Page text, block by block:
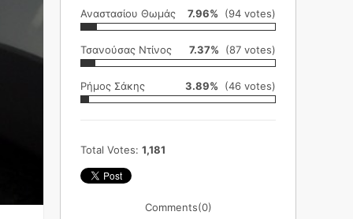
Αναστασίου Θωμάς 7.96% (94 votes)
Τσανούσας Ντίνος 7.37% (87 votes)
Ρήμος Σάκης 3.89% (46 votes)
Total Votes: 1,181
Comments(0)